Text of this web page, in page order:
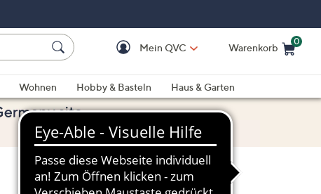
Mein QVC Warenkorb
0
Wohnen Hobby & Basteln
Haus & Garten